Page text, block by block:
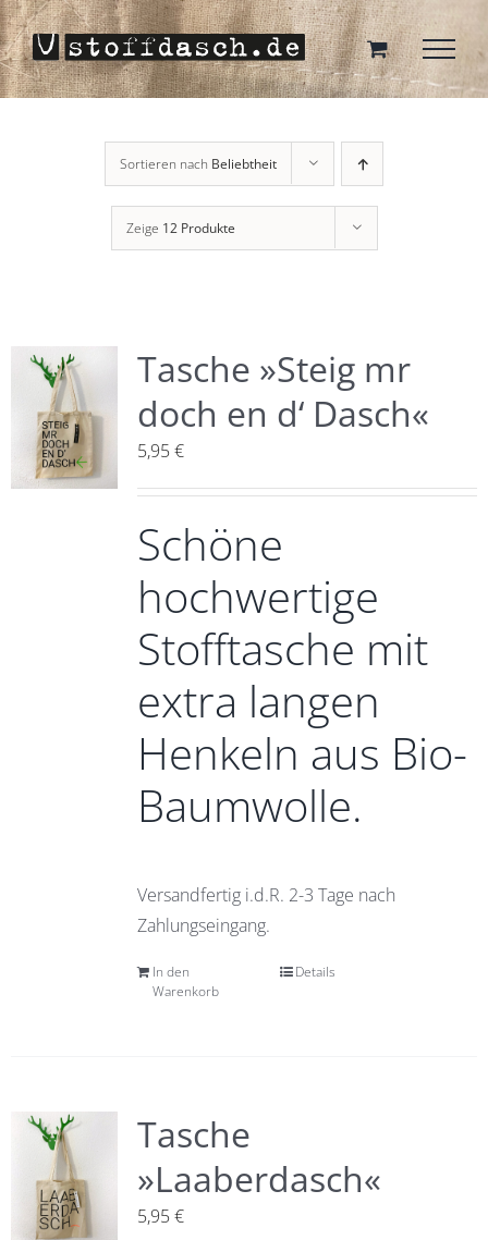
Zum
Inhalt
springen
Sortieren nach Beliebtheit
Zeige 12 Produkte
Tasche »Steig mr
doch en d‘ Dasch«
5,95€
Schöne
hochwertige
Stofftasche mit
extra langen
Henkeln aus Bio-
Baumwolle.
Versandfertig i.d.R. 2-3 Tage nach
Zahlungseingang.
In den
Warenkorb
Details
Tasche
»Laaberdasch«
5,95€